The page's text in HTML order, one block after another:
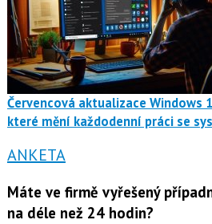
Červencová aktualizace Windows
které mění každodenní práci se
ANKETA
Máte ve firmě vyřešený
na déle než 24 hodin?